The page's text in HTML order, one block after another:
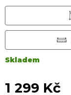
Skladem
1 299 Kč